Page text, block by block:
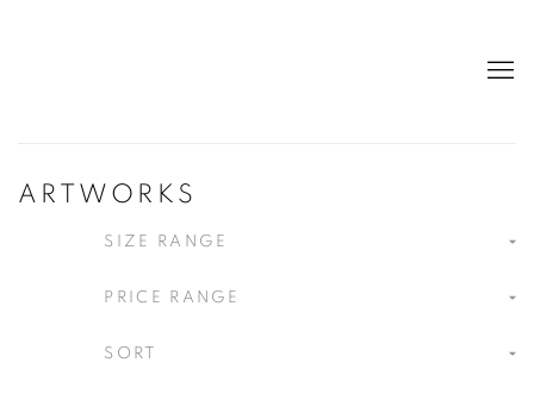
ARTWORKS
SIZE RANGE
PRICE RANGE
SORT